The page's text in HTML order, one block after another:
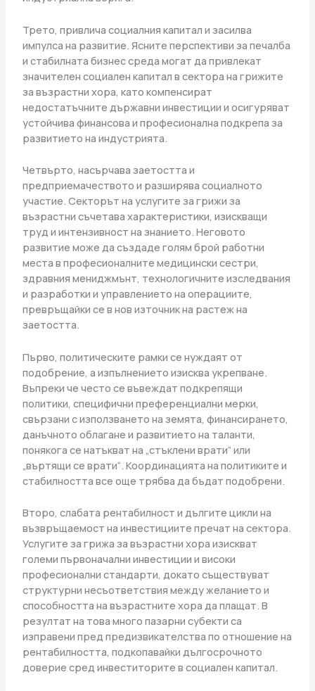
Трето, привлича социалния капитал и засилва
импулса на развитие. Ясните перспективи за печалба
и стабилната бизнес среда могат да привлекат
значителен социален капитал в сектора на грижите
за възрастни хора, като компенсират
недостатъчните държавни инвестиции и осигуряват
устойчива финансова и професионална подкрепа за
развитието на индустрията.
Четвърто, насърчава заетостта и
предприемачеството и разширява социалното
участие. Секторът на услугите за грижи за
възрастни съчетава характеристики, изискващи
труд и интензивност на знанието. Неговото
развитие може да създаде голям брой работни
места в професионалните медицински сестри,
здравния мениджмънт, технологичните изследвания
и разработки и управлението на операциите,
превръщайки се в нов източник на растеж на
заетостта.
Първо, политическите рамки се нуждаят от
подобрение, а изпълнението изисква укрепване.
Въпреки че често се въвеждат подкрепящи
политики, специфични преференциални мерки,
свързани с използването на земята, финансирането,
данъчното облагане и развитието на таланти,
понякога се натъкват на „стъклени врати“ или
„въртящи се врати“. Координацията на политиките и
стабилността все още трябва да бъдат подобрени.
Второ, слабата рентабилност и дългите цикли на
възвръщаемост на инвестициите пречат на сектора.
Услугите за грижа за възрастни хора изискват
големи първоначални инвестиции и високи
професионални стандарти, докато съществуват
структурни несъответствия между желанието и
способността на възрастните хора да плащат. В
резултат на това много пазарни субекти са
изправени пред предизвикателства по отношение на
рентабилността, подкопавайки дългосрочното
доверие сред инвеститорите в социален капитал.